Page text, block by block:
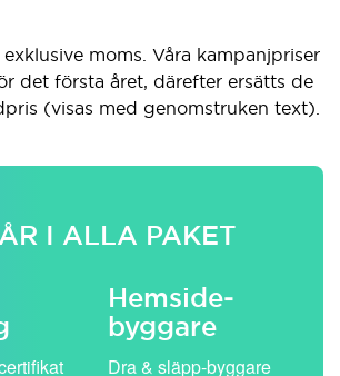
moms. Våra kampanjpriser
det första året, därefter ersätts de
(visas med genomstruken text).
I ALLA PAKET
Hemside­
byggare
Dra & släpp-byggare